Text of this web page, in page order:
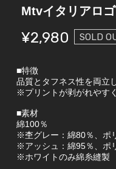
Mtvイタリアロ
¥2,980 SOLD
■特徴
品質とタフネス性を両立
※プリントが剥がれやす
■素材
綿100％
※杢グレー：綿80％、ポ
※アッシュ：綿95％、ポ
※ホワイトのみ綿糸縫製